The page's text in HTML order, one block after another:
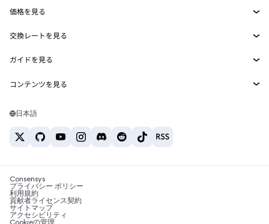
MetaMask Connect
Snaps
Web3サービス
セキュリティ
サポート
キャリア
お問い合わせ
価格を見る
イーサリアムの価格
Solanaの価格
Tetherの価格
交換レートを見る
ETH→USD
USDT→INR
BTC→INR
ETH→USDT
ガイドを見る
ETHの購入
USDTの購入
SHIBの購入
BNBの購入
コンテンツを見る
Solanaウォレット
税制関連ニュース
暗号資産の購入方法は？
ビットコインを売るには？
日本語
Consensys
プライバシー ポリシー
利用規約
貢献者ライセンス契約
サイトマップ
アクセシビリティ
Cookieの管理